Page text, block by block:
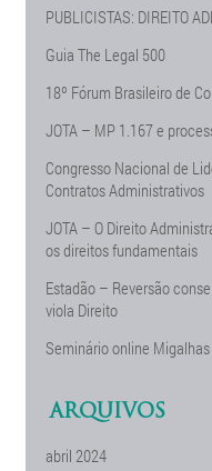
PUBLICISTAS: DIREITO
Guia The Legal 500
18º Fórum Brasileiro de
JOTA – MP 1.167 e
Congresso Nacional de
Contratos Administrativos
JOTA – O Direito
os direitos fundamentais
Estadão – Reversão
viola Direito
Seminário online Migalhas
ARQUIVOS
abril 2024